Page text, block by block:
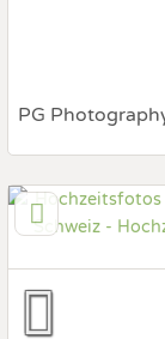
PG
Schweiz,
Art des
Hochzeits
Fotobox mit